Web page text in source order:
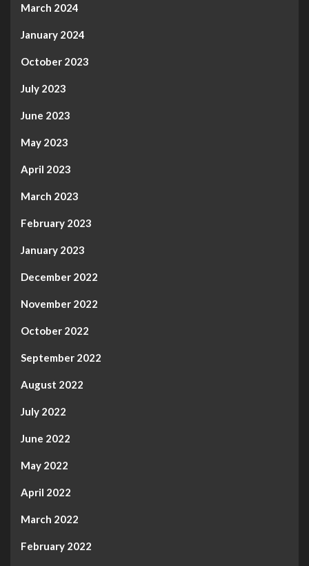
March 2024
January 2024
October 2023
July 2023
June 2023
May 2023
April 2023
March 2023
February 2023
January 2023
December 2022
November 2022
October 2022
September 2022
August 2022
July 2022
June 2022
May 2022
April 2022
March 2022
February 2022